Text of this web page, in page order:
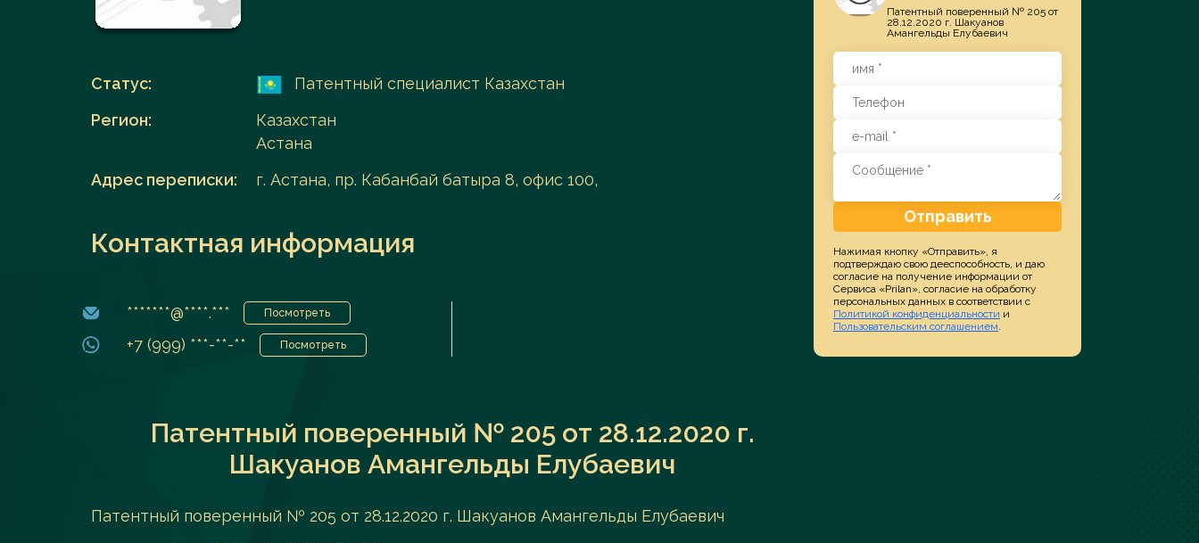
Заказать услугу
Перейти в каталог
Статус:
Патентный специалист Казахстан
Регион:
Казахстан
Астана
Адрес переписки:
г. Астана, пр. Кабанбай батыра 8, офис 100,
Контактная информация
*******@****.*** Посмотреть
+7 (999) ***-**-** Посмотреть
Патентный поверенный № 205 от 28.12.2020 г.
Шакуанов Амангельды Елубаевич
Патентный поверенный № 205 от 28.12.2020 г. Шакуанов Амангельды Елубаевич
Патентный поверенный № 205 от
28.12.2020 г. Шакуанов
Амангельды Елубаевич
Отправить
Нажимая кнопку «Отправить», я
подтверждаю свою дееспособность, и даю
согласие на получение информации от
Сервиса «Prilan», согласие на обработку
персональных данных в соответствии с
Политикой конфиденциальности и
Пользовательским соглашением.